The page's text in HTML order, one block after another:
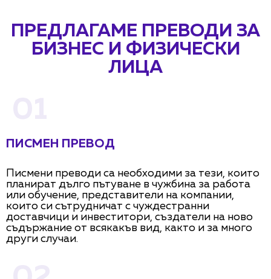
ПРЕДЛАГАМЕ ПРЕВОДИ ЗА
БИЗНЕС И ФИЗИЧЕСКИ
ЛИЦА
ПИСМЕН ПРЕВОД
Писмени преводи са необходими за тези, които
планират дълго пътуване в чужбина за работа
или обучение, представители на компании,
които си сътрудничат с чуждестранни
доставчици и инвеститори, създатели на ново
съдържание от всякакъв вид, както и за много
други случаи.